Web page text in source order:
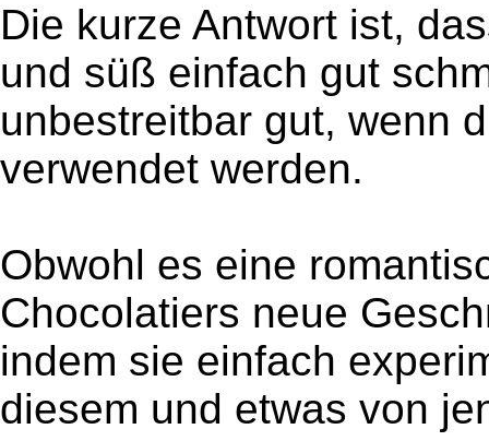
Die kurze Antwort ist,
und süß einfach gut
unbestreitbar gut, wenn
verwendet werden.
Obwohl es eine
Chocolatiers neue
indem sie einfach
diesem und etwas von